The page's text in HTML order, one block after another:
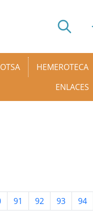
HEMEROTECA
ENLACES
Página
91 Página
92 Página
93 94